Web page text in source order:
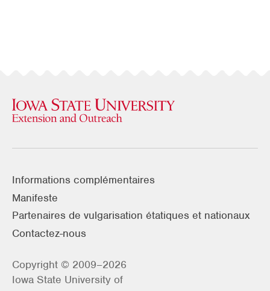
Informations complémentaires
Manifeste
Partenaires de vulgarisation étatiques et nationaux
Contactez-nous
Copyright © 2009–2026
Iowa State University of